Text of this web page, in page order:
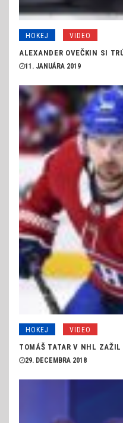
HOKEJ VIDEO
ALEXANDER OVEČKIN SI
11. JANUÁRA 2019
HOKEJ VIDEO
TOMÁŠ TATAR V NHL ZAŽIL
29. DECEMBRA 2018